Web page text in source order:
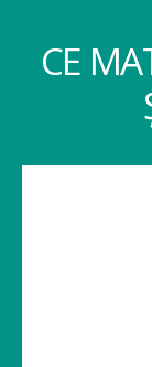
CE